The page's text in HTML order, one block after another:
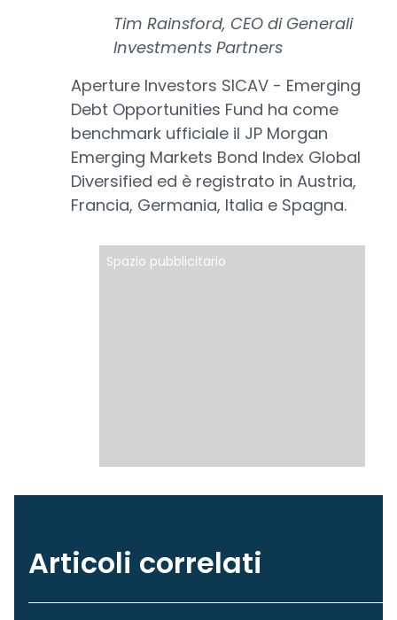
Tim Rainsford, CEO di Generali
Investments Partners
Aperture Investors SICAV - Emerging
Debt Opportunities Fund ha come
benchmark ufficiale il JP Morgan
Emerging Markets Bond Index Global
Diversified ed è registrato in Austria,
Francia, Germania, Italia e Spagna.
Spazio pubblicitario
Articoli correlati